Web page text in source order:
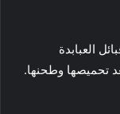
العبابدة
تحميصها وطحنها.